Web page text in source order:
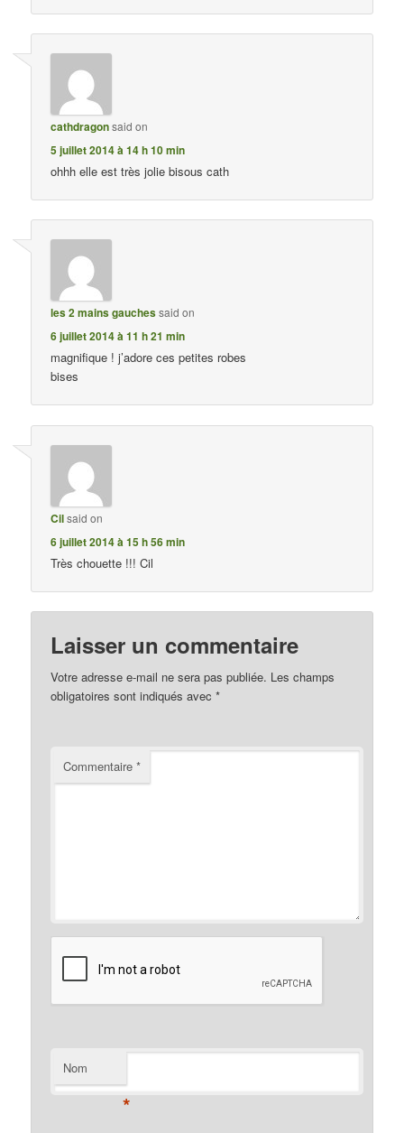
cathdragonsaid on
5 juillet 2014 à 14 h 10 min
ohhh elle est très jolie bisous cath
les 2 mains gauchessaid on
6 juillet 2014 à 11 h 21 min
magnifique ! j’adore ces petites robes
bises
Cilsaid on
6 juillet 2014 à 15 h 56 min
Très chouette !!! Cil
Laisser un commentaire
Votre adresse e-mail ne sera pas publiée. Les champs
obligatoires sont indiqués avec*
Commentaire*
Nom
*